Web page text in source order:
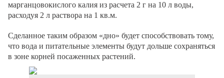
марганцовокислого калия из расчета 2 г на 10 л воды,
расходуя 2 л раствора на 1 кв.м.
Сделанное таким образом «дно» будет способствовать тому,
что вода и питательные элементы будут дольше сохраняться
в зоне корней посаженных растений.